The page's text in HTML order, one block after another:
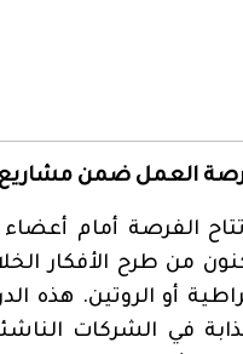
العمل ضمن مشاريع
الفرصة أمام
من طرح الأفكار
أو الروتين. هذه
في الشركات